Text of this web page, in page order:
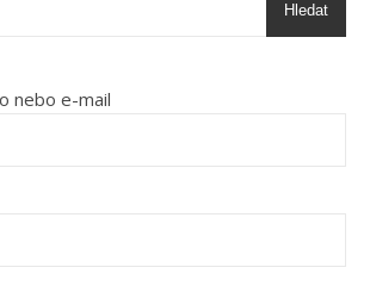
Hledat
nebo e-mail